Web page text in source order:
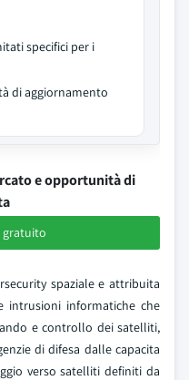
specifici per i
di aggiornamento
e opportunità di
gratuito
spaziale e attribuita
intrusioni informatiche che
e controllo dei satelliti,
di difesa dalle capacita
verso satelliti definiti da